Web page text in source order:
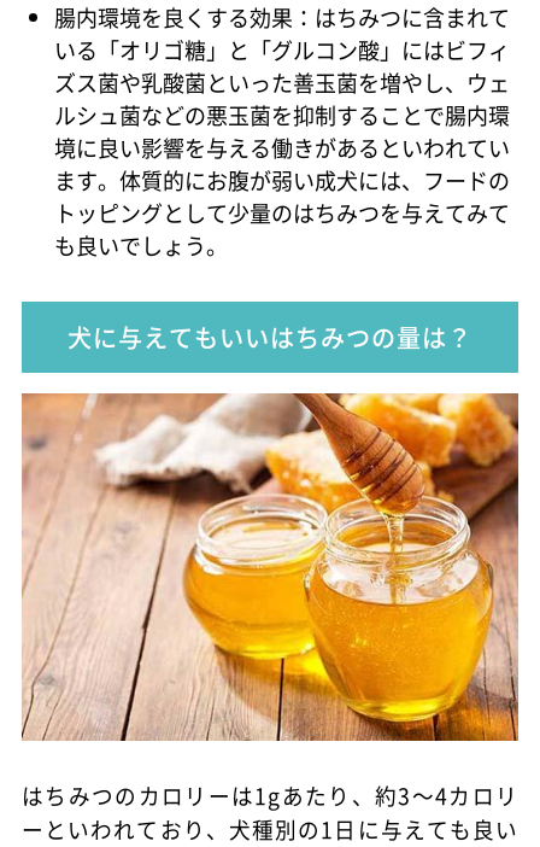
腸内環境を良くする効果：はちみつに含まれて
いる「オリゴ糖」と「グルコン酸」にはビフィ
ズス菌や乳酸菌といった善玉菌を増やし、ウェ
ルシュ菌などの悪玉菌を抑制することで腸内環
境に良い影響を与える働きがあるといわれてい
ます。体質的にお腹が弱い成犬には、フードの
トッピングとして少量のはちみつを与えてみて
も良いでしょう。
犬に与えてもいいはちみつの量は？
はちみつのカロリーは1gあたり、約3～4カロリ
ーといわれており、犬種別の1日に与えても良い